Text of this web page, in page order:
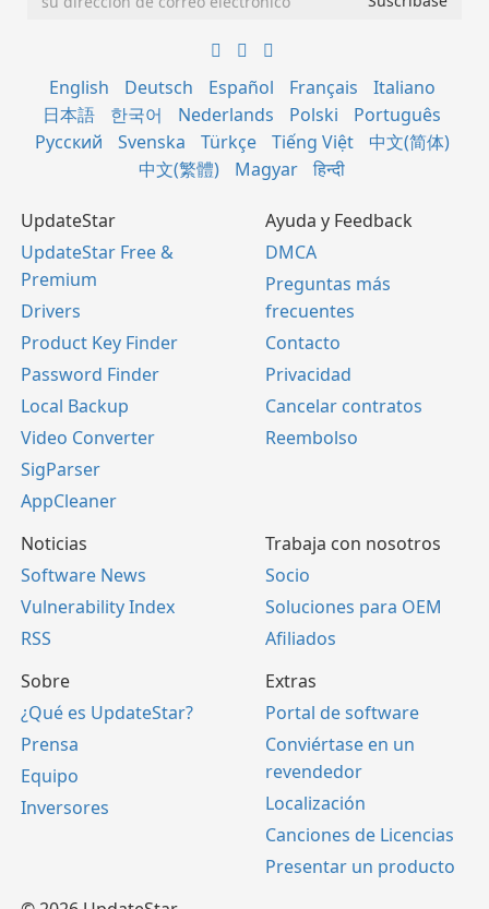
English Deutsch Español Français
Italiano
日本語
한국어 Nederlands Polski
Português
Русский
Svenska Türkçe Tiếng Việt
中文(简体)
中文(繁體)
Magyar हिन्दी
UpdateStar
UpdateStar Free &
Premium
Drivers
Product Key Finder
Password Finder
Local Backup
Video Converter
SigParser
AppCleaner
Ayuda y Feedback
DMCA
Preguntas más
frecuentes
Contacto
Privacidad
Cancelar contratos
Reembolso
Noticias
Software News
Vulnerability Index
RSS
Trabaja con nosotros
Socio
Soluciones para OEM
Afiliados
Sobre
¿Qué es UpdateStar?
Prensa
Equipo
Inversores
Extras
Portal de software
Conviértase en un
revendedor
Localización
Canciones de Licencias
Presentar un producto